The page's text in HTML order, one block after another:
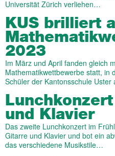
Universität Zürich verliehen…
KUS brilliert
2023
Im März und April fanden gleich
Mathematikwettbewerbe statt, in
Schüler der Kantonsschule
und Klavier
Das zweite Lunchkonzert im
Gitarre und Klavier und bot ein
das verschiedene Musikstile…